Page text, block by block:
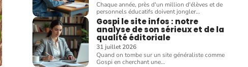
Chaque année, près d'un million d'élèves et de
personnels éducatifs doivent jongler…
Gospi le site infos : notre
analyse de son sérieux et de la
qualité éditoriale
31 juillet 2026
Quand on tombe sur un site généraliste comme
Gospi en cherchant une…